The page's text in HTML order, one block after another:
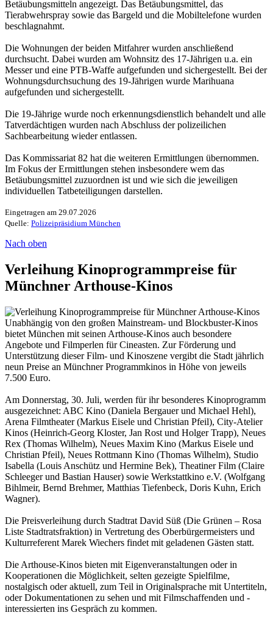
Betäubungsmitteln angezeigt. Das Betäubungsmittel, das
Tierabwehrspray sowie das Bargeld und die Mobiltelefone wurden
beschlagnahmt.
Die Wohnungen der beiden Mitfahrer wurden anschließend
durchsucht. Dabei wurden am Wohnsitz des 17-Jährigen u.a. ein
Messer und eine PTB-Waffe aufgefunden und sichergestellt. Bei der
Wohnungsdurchsuchung des 19-Jährigen wurde Marihuana
aufgefunden und sichergestellt.
Die 19-Jährige wurde noch erkennungsdienstlich behandelt und alle
Tatverdächtigen wurden nach Abschluss der polizeilichen
Sachbearbeitung wieder entlassen.
Das Kommissariat 82 hat die weiteren Ermittlungen übernommen.
Im Fokus der Ermittlungen stehen insbesondere wem das
Betäubungsmittel zuzuordnen ist und wie sich die jeweiligen
individuellen Tatbeteiligungen darstellen.
Eingetragen am 29.07.2026
Quelle: Polizeipräsidium München
Nach oben
Verleihung Kinoprogrammpreise für
Münchner Arthouse-Kinos
Unabhängig von den großen Mainstream- und Blockbuster-Kinos
bietet München mit seinen Arthouse-Kinos auch besondere
Angebote und Filmperlen für Cineasten. Zur Förderung und
Unterstützung dieser Film- und Kinoszene vergibt die Stadt jährlich
neun Preise an Münchner Programmkinos in Höhe von jeweils
7.500 Euro.
Am Donnerstag, 30. Juli, werden für ihr besonderes Kinoprogramm
ausgezeichnet: ABC Kino (Daniela Bergauer und Michael Hehl),
Arena Filmtheater (Markus Eisele und Christian Pfeil), City-Atelier
Kinos (Heinrich-Georg Kloster, Jan Rost und Holger Trapp), Neues
Rex (Thomas Wilhelm), Neues Maxim Kino (Markus Eisele und
Christian Pfeil), Neues Rottmann Kino (Thomas Wilhelm), Studio
Isabella (Louis Anschütz und Hermine Bek), Theatiner Film (Claire
Schleeger und Bastian Hauser) sowie Werkstattkino e.V. (Wolfgang
Bihlmeir, Bernd Brehmer, Matthias Tiefenbeck, Doris Kuhn, Erich
Wagner).
Die Preisverleihung durch Stadtrat David Süß (Die Grünen – Rosa
Liste Stadtratsfraktion) in Vertretung des Oberbürgermeisters und
Kulturreferent Marek Wiechers findet mit geladenen Gästen statt.
Die Arthouse-Kinos bieten mit Eigenveranstaltungen oder in
Kooperationen die Möglichkeit, selten gezeigte Spielfilme,
nostalgisch oder aktuell, zum Teil in Originalsprache mit Untertiteln,
oder Dokumentationen zu sehen und mit Filmschaffenden und -
interessierten ins Gespräch zu kommen.